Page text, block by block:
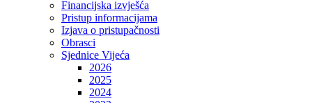
Financijska izvješća
Pristup informacijama
Izjava o pristupačnosti
Obrasci
Sjednice Vijeća
2026
2025
2024